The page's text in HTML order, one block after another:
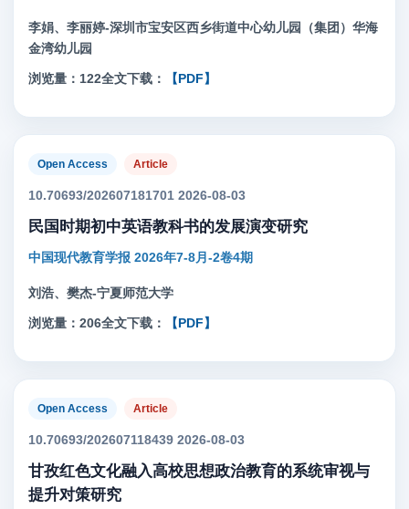
李娟、李丽婷-深圳市宝安区西乡街道中心幼儿园（集团）华海
金湾幼儿园
浏览量：122全文下载： 【PDF】
Open Access Article
10.70693/202607181701 2026-08-03
民国时期初中英语教科书的发展演变研究
中国现代教育学报 2026年7-8月-2卷4期
刘浩、樊杰-宁夏师范大学
浏览量：206全文下载： 【PDF】
Open Access Article
10.70693/202607118439 2026-08-03
甘孜红色文化融入高校思想政治教育的系统审视与
提升对策研究